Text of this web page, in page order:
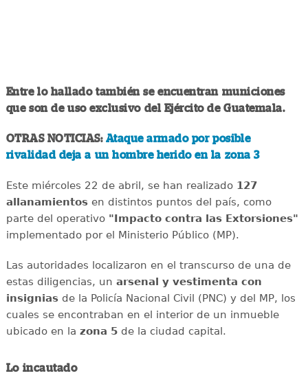
Entre lo hallado también se encuentran municiones
que son de uso exclusivo del Ejército de Guatemala.
OTRAS NOTICIAS: Ataque armado por posible
rivalidad deja a un hombre herido en la zona 3
Este miércoles 22 de abril, se han realizado 127
allanamientosen distintos puntos del país, como
parte del operativo "Impacto contra las Extorsiones"
implementado por el Ministerio Público (MP).
Las autoridades localizaron en el transcurso de una de
estas diligencias, un arsenal y vestimenta con
insigniasde la Policía Nacional Civil (PNC) y del MP, los
cuales se encontraban en el interior de un inmueble
ubicado en la zona 5de la ciudad capital.
Lo incautado